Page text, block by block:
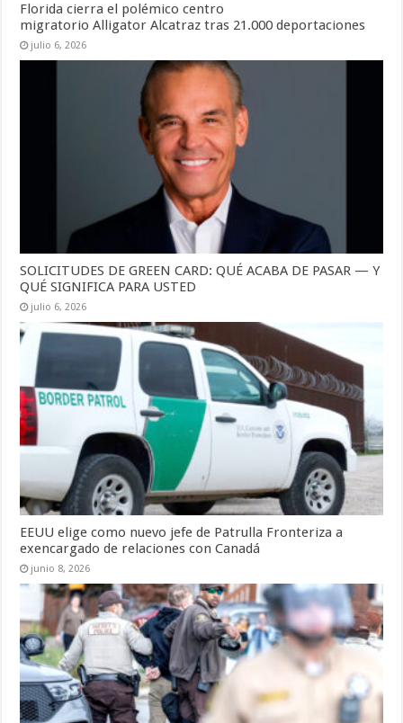
Florida cierra el polémico centro
migratorio Alligator Alcatraz tras 21.000 deportaciones
julio 6, 2026
SOLICITUDES DE GREEN CARD: QUÉ ACABA DE PASAR — Y
QUÉ SIGNIFICA PARA USTED
julio 6, 2026
EEUU elige como nuevo jefe de Patrulla Fronteriza a
exencargado de relaciones con Canadá
junio 8, 2026